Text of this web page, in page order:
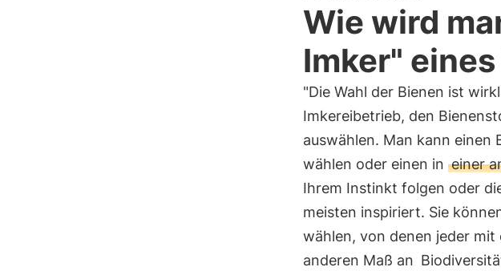
Wie wird
Imker"
"Die Wahl der Bienen ist
Imkereibetrieb, den
auswählen. Man kann einen
wählen oder einen in einer
Ihrem Instinkt folgen oder
meisten inspiriert. Sie
wählen, von denen jeder mit
anderen Maß an